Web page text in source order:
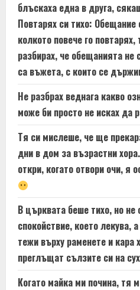
блъскаха една в друга,
Повтарях си тихо:
колкото повече го
разбирах, че обещанията не
са въжета, с които се
Не разбрах веднага какво
може би просто не исках да
Тя си мислеше, че ще
дни в дом за възрастни
откри, когато отвори очи, я
В църквата беше тихо, но не
спокойствие, което лекува,
тежи върху раменете и кара
преглъщат сълзите си на
Когато майка ми почина, тя